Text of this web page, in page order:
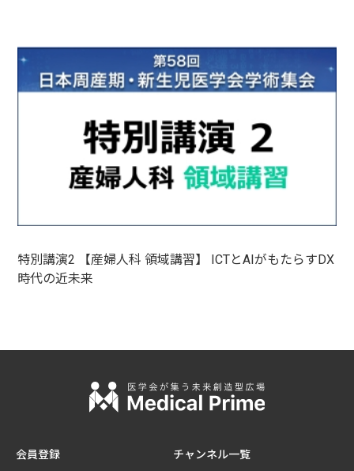
特別講演2 【産婦人科 領域講習】 ICTとAIがもたらすDX
時代の近未来
会員登録 チャンネル一覧